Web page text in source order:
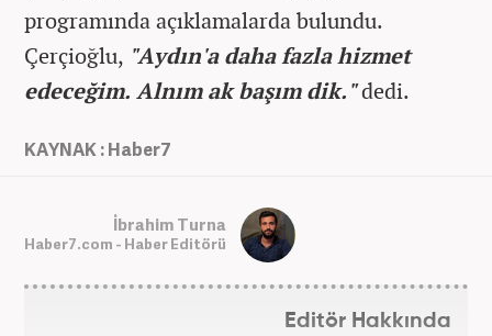
programında açıklamalarda bulundu.
Çerçioğlu, "Aydın'a daha fazla hizmet
edeceğim. Alnım ak başım dik."dedi.
KAYNAK : Haber7
İbrahim Turna
Haber7.com - Haber Editörü
Editör Hakkında